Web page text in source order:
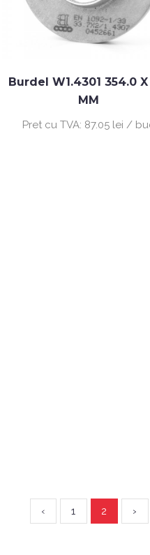
Burdel W1.4301 354.0
MM
Pret cu TVA: 87.05 lei /
‹ 1 2 ›